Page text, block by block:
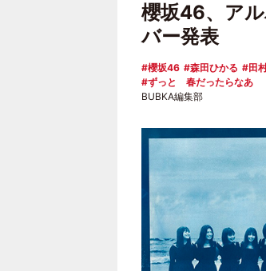
櫻坂46、ア
バー発表
櫻坂46 森田ひかる 田
ずっと 春だったらなあ
BUBKA編集部